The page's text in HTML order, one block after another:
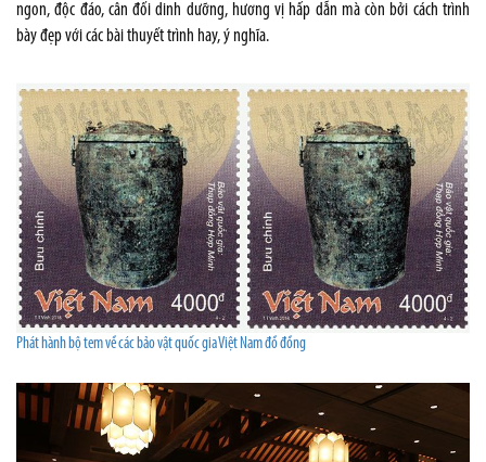
ngon, độc đáo, cân đối dinh dưỡng, hương vị hấp dẫn mà còn bởi cách trình
bày đẹp với các bài thuyết trình hay, ý nghĩa.
Phát hành bộ tem về các bảo vật quốc gia Việt Nam đồ đồng